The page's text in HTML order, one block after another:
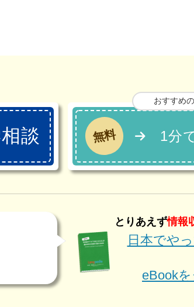
談
おすすめ
無料 1分
とりあえず情報
日本でや
eBook